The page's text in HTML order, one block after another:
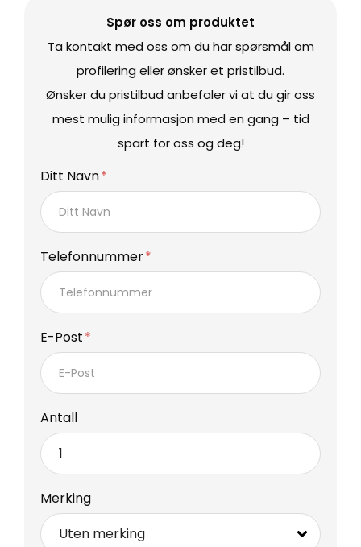
Spør oss om produktet
Ta kontakt med oss om du har spørsmål om
profilering eller ønsker et pristilbud.
Ønsker du pristilbud anbefaler vi at du gir oss
mest mulig informasjon med en gang – tid
spart for oss og deg!
Ditt Navn
Telefonnummer
E-Post
Antall
Merking